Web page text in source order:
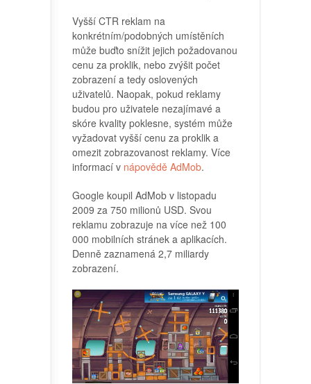
Vyšší CTR reklam na
konkrétním/podobných umístěních
může buďto snížit jejich požadovanou
cenu za proklik, nebo zvýšit počet
zobrazení a tedy oslovených
uživatelů. Naopak, pokud reklamy
budou pro uživatele nezajímavé a
skóre kvality poklesne, systém může
vyžadovat vyšší cenu za proklik a
omezit zobrazovanost reklamy. Více
informací v nápovědě AdMob.
Google koupil AdMob v listopadu
2009 za 750 milionů USD. Svou
reklamu zobrazuje na více než 100
000 mobilních stránek a aplikacích.
Denně zaznamená 2,7 miliardy
zobrazení.